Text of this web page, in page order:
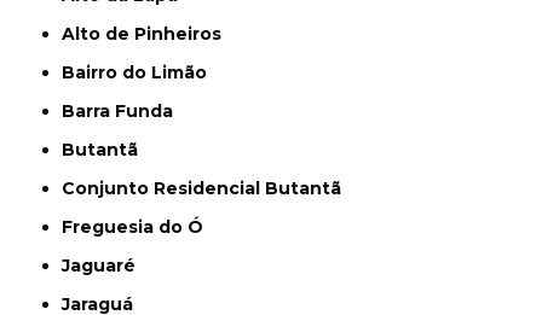
Alto de Pinheiros
Bairro do Limão
Barra Funda
Butantã
Conjunto Residencial Butantã
Freguesia do Ó
Jaguaré
Jaraguá